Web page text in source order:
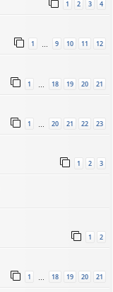
1 2 3 4
1 … 9 10 11 12
1 18 19 20 21
1 20 21 22 23
1 2 3
1 2
1 18 19 20 21